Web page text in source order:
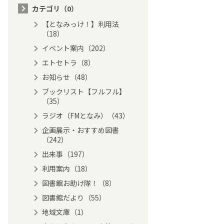
カテゴリ（0）
【となみっけ！】利用法
（18）
イベント案内（202）
エトセトラ（8）
お知らせ（48）
ブックリスト【フルフル】
（35）
ラジオ（FMとなみ）（43）
企画展示・おすすめ図書
（242）
出来事（197）
利用案内（18）
図書館お助け隊！（8）
図書館だより（55）
地域文庫（1）